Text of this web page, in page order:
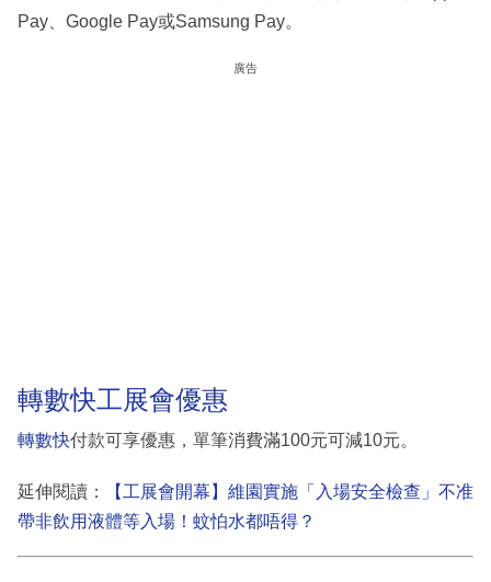
Pay、Google Pay或Samsung Pay。
廣告
轉數快工展會優惠
轉數快付款可享優惠，單筆消費滿100元可減10元。
延伸閱讀：
【工展會開幕】維園實施「入場安全檢查」不准
帶非飲用液體等入場！蚊怕水都唔得？